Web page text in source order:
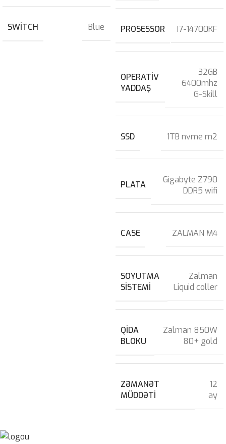
SWITCH Blue PROSESSOR I7-14700KF
OPERATIV
YADDAŞ
32GB
6400mhz
G-Skill
SSD 1TB nvme m2
PLATA
Gigabyte Z790
DDR5 wifi
CASE ZALMAN M4
SOYUTMA
SISTEMI
Zalman
Liquid coller
QIDA
BLOKU
Zalman 850W
80+ gold
ZƏMANƏT
MÜDDƏTI
12
ay